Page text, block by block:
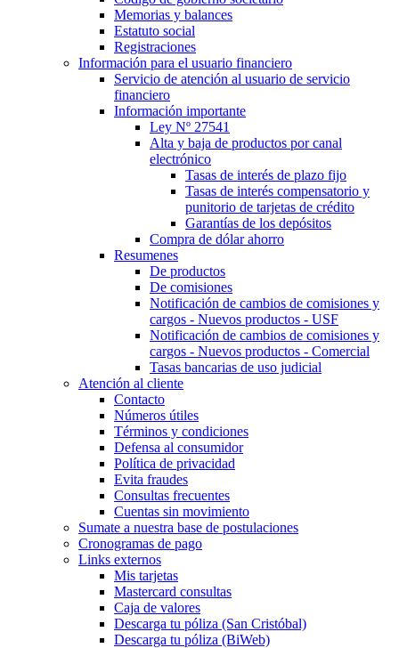
Memorias y balances
Estatuto social
Registraciones
Información para el usuario financiero
Servicio de atención al usuario de servicio
financiero
Información importante
Ley Nº 27541
Alta y baja de productos por canal
electrónico
Tasas de interés de plazo fijo
Tasas de interés compensatorio y
punitorio de tarjetas de crédito
Garantías de los depósitos
Compra de dólar ahorro
Resumenes
De productos
De comisiones
Notificación de cambios de comisiones y
cargos - Nuevos productos - USF
Notificación de cambios de comisiones y
cargos - Nuevos productos - Comercial
Tasas bancarias de uso judicial
Atención al cliente
Contacto
Números útiles
Términos y condiciones
Defensa al consumidor
Política de privacidad
Evita fraudes
Consultas frecuentes
Cuentas sin movimiento
Sumate a nuestra base de postulaciones
Cronogramas de pago
Links externos
Mis tarjetas
Mastercard consultas
Caja de valores
Descarga tu póliza (San Cristóbal)
Descarga tu póliza (BiWeb)